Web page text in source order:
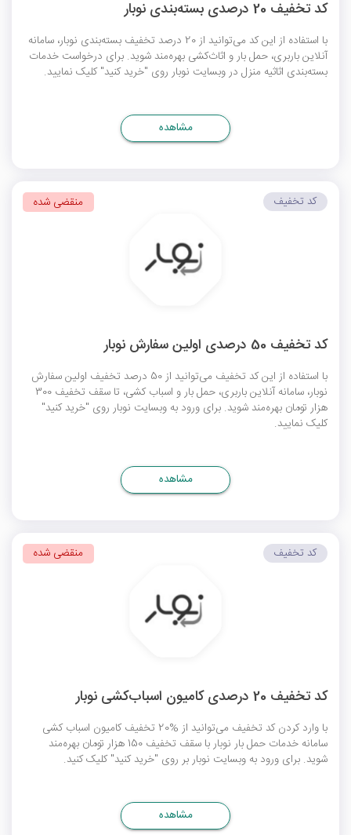
کد تخفیف 20 درصدی بسته‌بندی نوبار
با استفاده از این کد می‌توانید از 20 درصد تخفیف بسته‌بندی نوبار، سامانه
آنلاین باربری، حمل بار و اثاث‌کشی بهره‌مند شوید. برای درخواست خدمات
بسته‌بندی اثاثیه منزل در وبسایت نوبار روی "خرید کنید" کلیک نمایید.
مشاهده
کد تخفیف 50 درصدی اولین سفارش نوبار
با استفاده از این کد تخفیف می‌توانید از 50 درصد تخفیف اولین سفارش
نوبار، سامانه آنلاین باربری، حمل بار و اسباب کشی، تا سقف تخفیف 300
هزار تومان بهره‌مند شوید. برای ورود به وبسایت نوبار روی "خرید کنید"
کلیک نمایید.
کد تخفیف منقضی شده
مشاهده
کد تخفیف 20 درصدی کامیون اسباب‌کشی نوبار
با وارد کردن کد تخفیف می‌توانید از %20 تخفیف کامیون اسباب کشی
سامانه خدمات حمل بار نوبار با سقف تخفیف 150 هزار تومان بهره‌مند
شوید. برای ورود به وبسایت نوبار بر روی "خرید کنید" کلیک کنید.
کد تخفیف منقضی شده
مشاهده